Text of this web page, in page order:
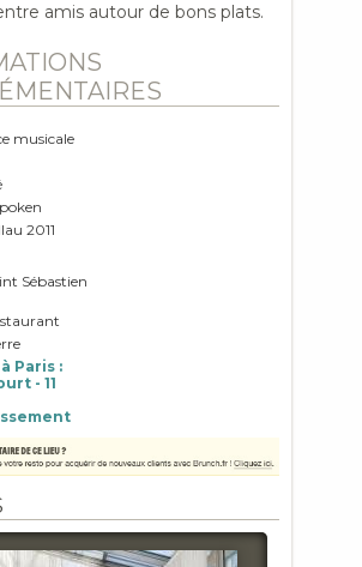
amis autour de bons plats.
musicale
2011
Sébastien
Paris :
- 11